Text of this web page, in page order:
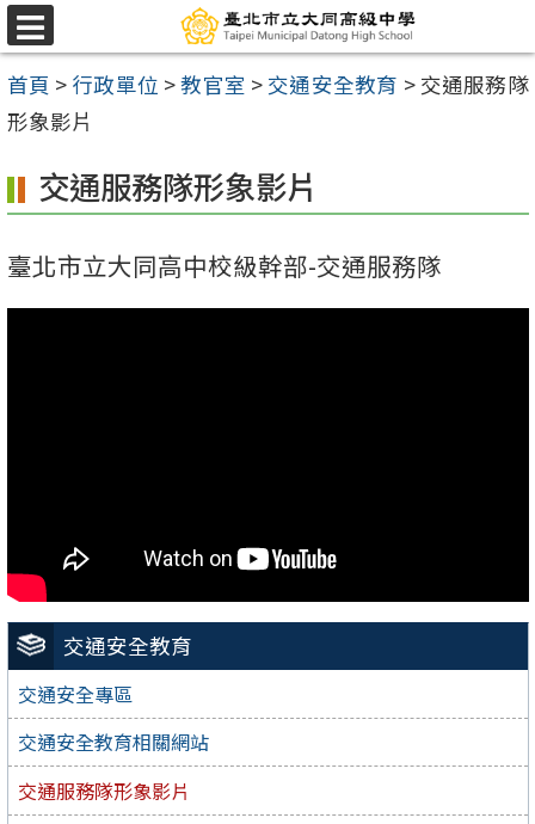
跳
至
主
要
容
選
單
首頁 > 行政單位 >教官室 > 交通安全教育 > 交通服務隊
形象影片
交通安全教育
交通安全專區
交通安全教育相關網站
交通服務隊形象影片
交通服務隊形象影片
臺北市立大同高中校級幹部-交通服務隊